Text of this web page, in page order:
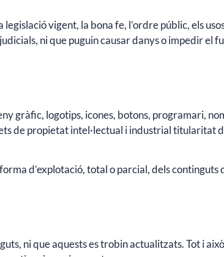
vigent, la bona fe, l’ordre públic, els
ni que puguin causar danys o impedir el
gràfic, logotips, icones, botons, programari,
de propietat intel·lectual i industrial titularitat
d’explotació, total o parcial, dels continguts
ni que aquests es trobin actualitzats. Tot i